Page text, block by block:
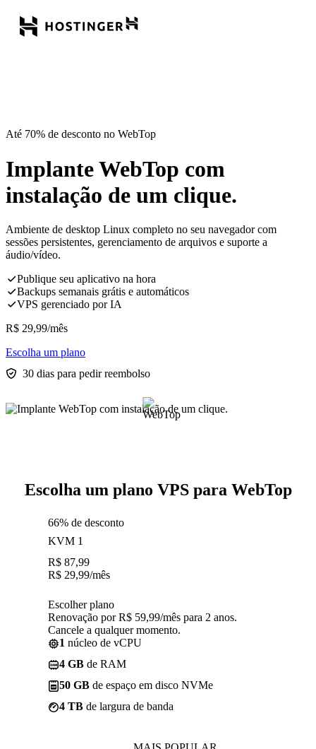
Até 70% de desconto no WebTop
Implante WebTop com
instalação de um clique.
Ambiente de desktop Linux completo no seu navegador com
sessões persistentes, gerenciamento de arquivos e suporte a
áudio/vídeo.
Publique seu aplicativo na hora
Backups semanais grátis e automáticos
VPS gerenciado por IA
R$ 29,99/mês
Escolha um plano
30 dias para pedir reembolso
Escolha um plano VPS para WebTop
66% de desconto
KVM 1
R$ 87,99
R$ 29,99/mês
Escolher plano
Renovação por R$ 59,99/mês para 2 anos.
Cancele a qualquer momento.
1 núcleo de vCPU
4 GB de RAM
50 GB de espaço em disco NVMe
4 TB de largura de banda